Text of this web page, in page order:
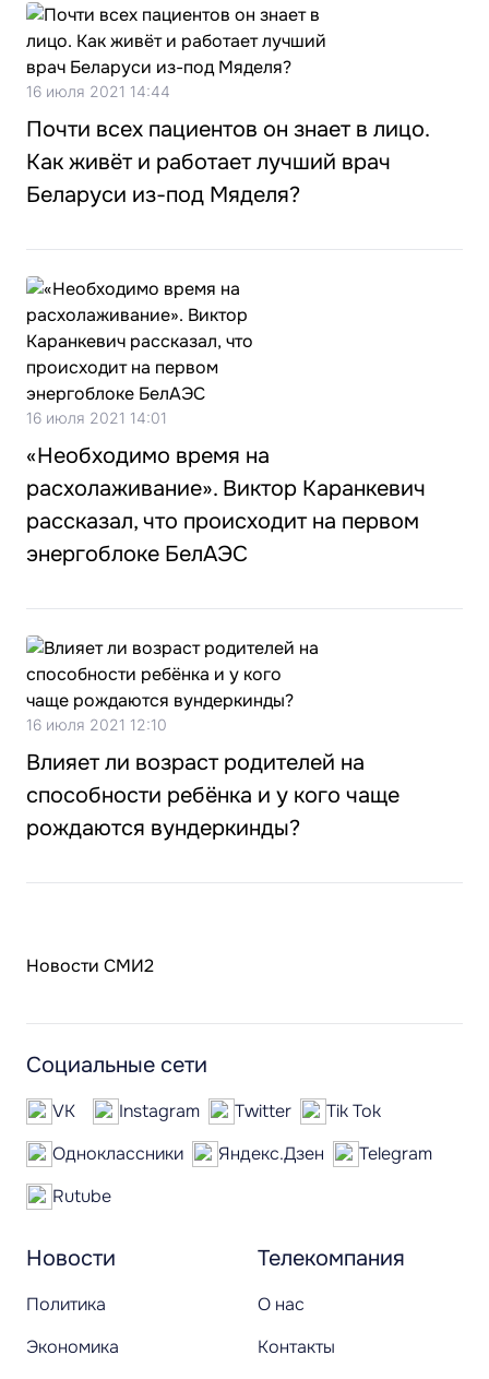
16 июля 2021 14:44
Почти всех пациентов он знает в лицо.
Как живёт и работает лучший врач
Беларуси из-под Мяделя?
16 июля 2021 14:01
«Необходимо время на
расхолаживание». Виктор Каранкевич
рассказал, что происходит на первом
энергоблоке БелАЭС
16 июля 2021 12:10
Влияет ли возраст родителей на
способности ребёнка и у кого чаще
рождаются вундеркинды?
Новости СМИ2
Новости
Политика
Экономика
Телекомпания
О нас
Контакты
Социальные сети
VK Instagram Twitter
Tik Tok
Одноклассники
Яндекс.Дзен
Telegram
Rutube